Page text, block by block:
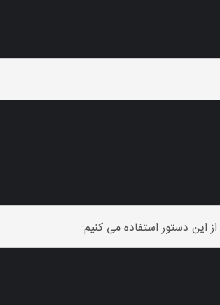
این دستور استفاده می کنیم: